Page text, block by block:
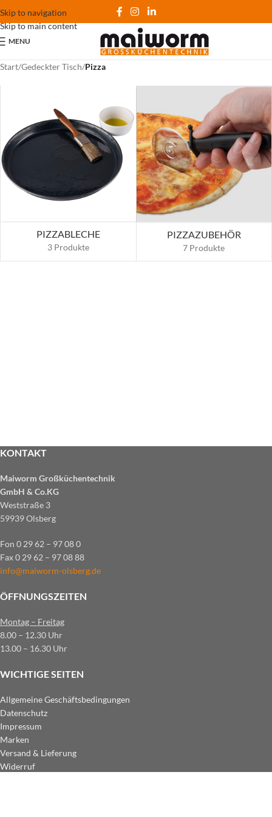
Skip to navigation
Skip to main content
MENU
Start/Gedeckter Tisch/Pizza
PIZZABLECHE
3 Produkte
PIZZAZUBEHÖR
7 Produkte
KONTAKT
Maiworm Großküchentechnik
GmbH & Co.KG
Weststraße 3
59939 Olsberg
Fon 0 29 62 – 97 08 0
Fax 0 29 62 – 97 08 88
info@maiworm-olsberg.de
ÖFFNUNGSZEITEN
Montag – Freitag
8.00 – 12.30 Uhr
13.00 – 16.30 Uhr
WICHTIGE SEITEN
Allgemeine Geschäftsbedingungen
Datenschutz
Impressum
Marken
Versand & Lieferung
Widerruf